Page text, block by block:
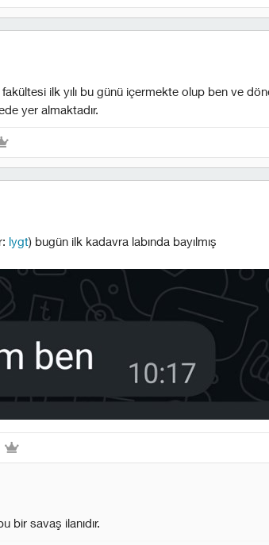
ilk yılı bu günü içermekte olup ben ve
yer almaktadır.
lygt) bugün ilk kadavra labında bayılmış
bir savaş ilanıdır.